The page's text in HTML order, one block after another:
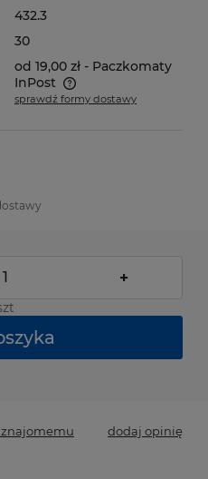
432.3
30
od 19,00 zł - Paczkomaty
InPost
kosztów płatności
sprawdź formy dostawy
+
dodaj opinię